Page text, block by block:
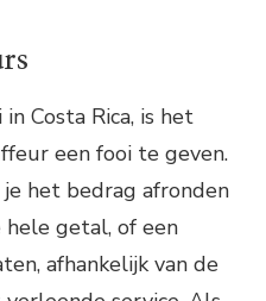
Costa Rica, is het
een fooi te geven.
het bedrag afronden
getal, of een
afhankelijk van de